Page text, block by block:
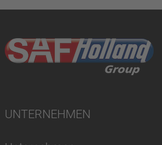
UNTERNEHMEN